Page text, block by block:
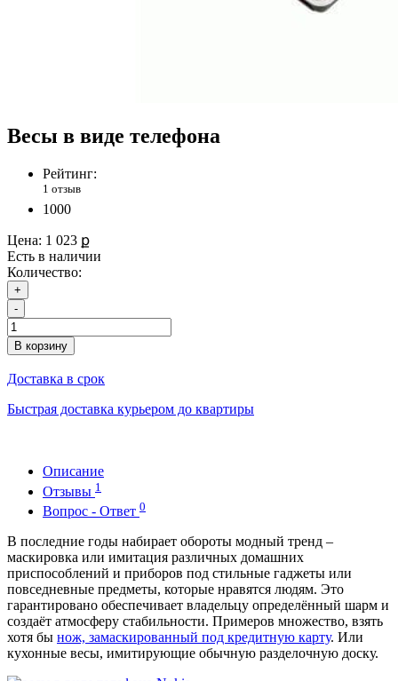
Весы в виде телефона
Рейтинг:
1 отзыв
1000
Цена: 1 023 ք
Есть в наличии
Количество:
+
-
В корзину
Доставка в срок
Быстрая доставка курьером до квартиры
Описание
Отзывы 1
Вопрос - Ответ 0
В последние годы набирает обороты модный тренд –
маскировка или имитация различных домашних
приспособлений и приборов под стильные гаджеты или
повседневные предметы, которые нравятся людям. Это
гарантировано обеспечивает владельцу определённый шарм и
создаёт атмосферу стабильности. Примеров множество, взять
хотя бы нож, замаскированный под кредитную карту. Или
кухонные весы, имитирующие обычную разделочную доску.